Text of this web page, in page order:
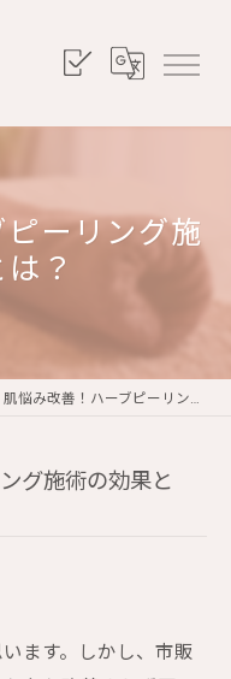
ーリング施
？
肌悩み改善！ハーブピーリング施術の効果とは？
グ施術の効果と
ます。しかし、市販